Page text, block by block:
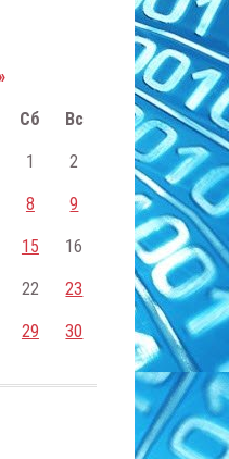
Сб Вс
1 2
8 9
15 16
22 23
29 30